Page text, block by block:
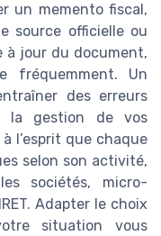
un memento fiscal,
source officielle ou
à jour du document,
fréquemment. Un
des erreurs
la gestion de vos
l’esprit que chaque
selon son activité,
sociétés, micro-
Adapter le choix
situation vous